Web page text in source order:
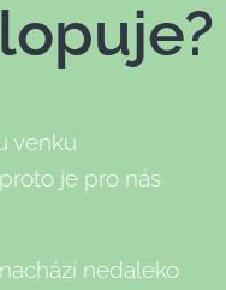
venku
je pro nás
nedaleko